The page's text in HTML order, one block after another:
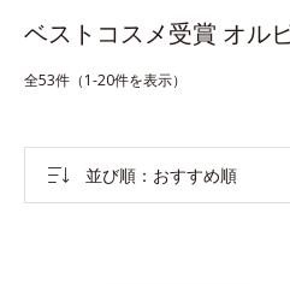
ベストコスメ受賞 オル
全53件（1-20件を表示）
並び順 おすすめ順